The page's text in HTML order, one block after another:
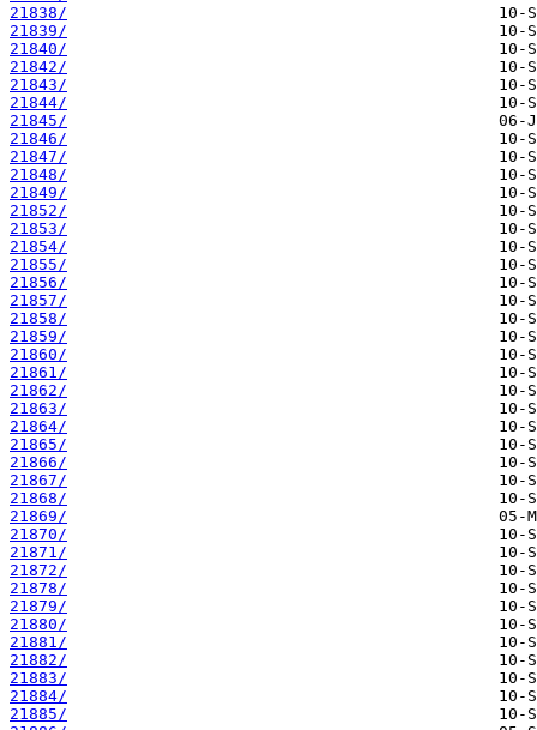
21838/
21839/
21840/
21842/
21843/
21844/
21845/
21846/
21847/
21848/
21849/
21852/
21853/
21854/
21855/
21856/
21857/
21858/
21859/
21860/
21861/
21862/
21863/
21864/
21865/
21866/
21867/
21868/
21869/
21870/
21871/
21872/
21878/
21879/
21880/
21881/
21882/
21883/
21884/
21885/